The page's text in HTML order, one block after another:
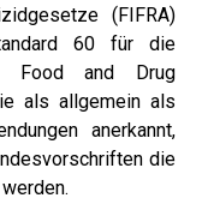
(FIFRA)
60 für die
Food and Drug
als allgemein als
anerkannt,
die